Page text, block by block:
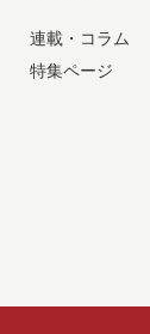
連載・コラム
特集ページ